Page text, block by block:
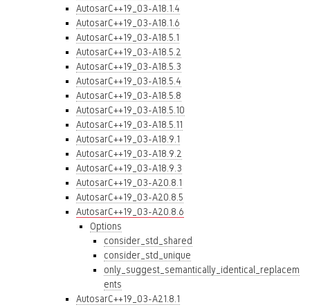
AutosarC++19_03-A18.1.4
AutosarC++19_03-A18.1.6
AutosarC++19_03-A18.5.1
AutosarC++19_03-A18.5.2
AutosarC++19_03-A18.5.3
AutosarC++19_03-A18.5.4
AutosarC++19_03-A18.5.8
AutosarC++19_03-A18.5.10
AutosarC++19_03-A18.5.11
AutosarC++19_03-A18.9.1
AutosarC++19_03-A18.9.2
AutosarC++19_03-A18.9.3
AutosarC++19_03-A20.8.1
AutosarC++19_03-A20.8.5
AutosarC++19_03-A20.8.6
Options
consider_std_shared
consider_std_unique
only_suggest_semantically_identical_replacem
ents
AutosarC++19_03-A21.8.1